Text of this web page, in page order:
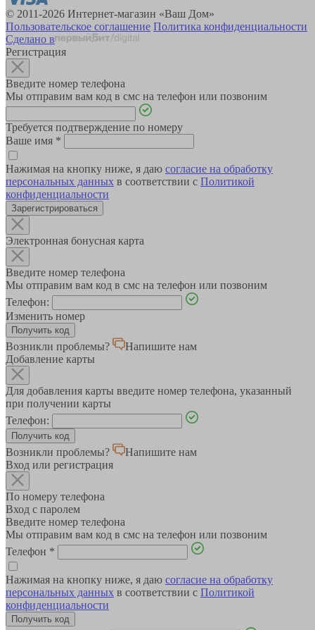
© 2011-2026 Интернет-магазин «Ваш Дом»
Пользовательское соглашение Политика конфиденциальности
Сделано в
Регистрация
Введите номер телефона
Мы отправим вам код в смс на телефон или позвоним
Требуется подтверждение по номеру
Ваше имя *
Нажимая на кнопку ниже, я даю согласие на обработку
персональных данных в соответствии с Политикой
конфиденциальности
Зарегистрироваться
Электронная бонусная карта
Введите номер телефона
Мы отправим вам код в смс на телефон или позвоним
Телефон:
Изменить номер
Возникли проблемы?
Напишите нам
Добавление карты
Для добавления карты введите номер телефона, указанный
при получении карты
Телефон:
Возникли проблемы?
Напишите нам
Вход или регистрация
По номеру телефона
Вход с паролем
Введите номер телефона
Мы отправим вам код в смс на телефон или позвоним
Телефон *
Нажимая на кнопку ниже, я даю согласие на обработку
персональных данных в соответствии с Политикой
конфиденциальности